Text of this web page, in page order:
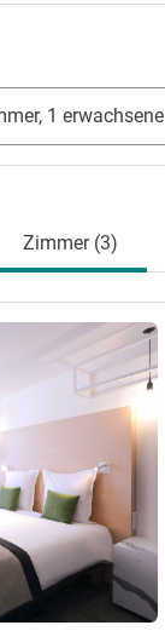
1 erwachsene
Zimmer (3)